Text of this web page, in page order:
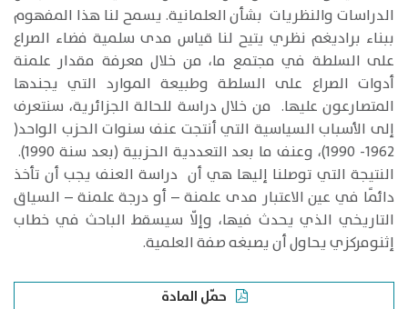
الدراسات والنظريات بشأن العلمانية. يسمح لنا هذا المفهوم
ببناء براديغم نظري يتيح لنا قياس مدى سلمية فضاء الصراع
على السلطة في مجتمع ما، من خلال معرفة مقدار علمنة
أدوات الصراع على السلطة وطبيعة الموارد التي يجندها
المتصارعون عليها. من خلال دراسة للحالة الجزائرية، سنتعرف
إلى الأسباب السياسية التي أنتجت عنف سنوات الحزب الواحد(
1962- 1990)، وعنف ما بعد التعددية الحزبية (بعد سنة 1990).
النتيجة التي توصلنا إليها هي أن دراسة العنف يجب أن تأخذ
دائمًا في عين الاعتبار مدى علمنة – أو درجة علمنة – السياق
التاريخي الذي يحدث فيها، وإلّا سيسقط الباحث في خطاب
إثنومركزي يحاول أن يصبغه صفة العلمية.
حمّل المادة